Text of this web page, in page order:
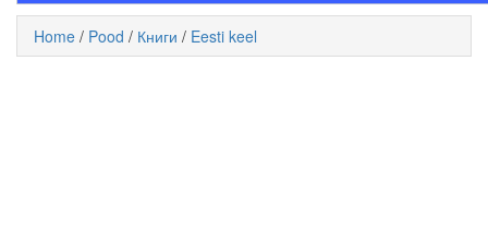
Home / Pood / Книги / Eesti keel